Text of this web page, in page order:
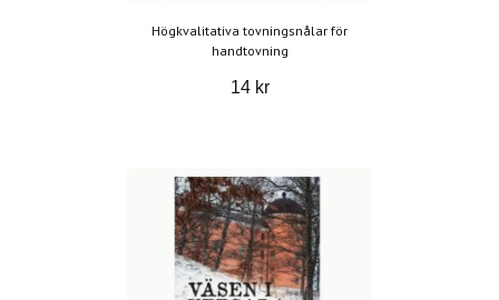
Högkvalitativa tovningsnålar för
handtovning
14 kr